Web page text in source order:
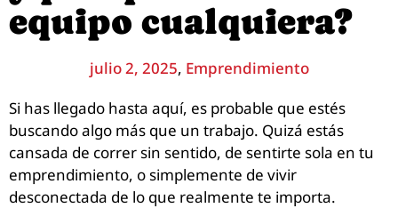
equipo cualquiera?
julio 2, 2025, Emprendimiento
Si has llegado hasta aquí, es probable que estés
buscando algo más que un trabajo. Quizá estás
cansada de correr sin sentido, de sentirte sola en tu
emprendimiento, o simplemente de vivir
desconectada de lo que realmente te importa.